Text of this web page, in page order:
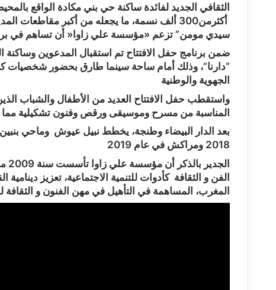
الثقافي الجديد لفائدة ساكنة حي بني مكادة الواقع
أكثرمن300 ألف نسمة، ما يجعله من أكبر
سيدي مومن” تزعم «مؤسسة علي زاوا« أن تساهم في
ضمن برنامج حفل الافتتاح تم استقبال المدعوين
”دارنا”، وذلك أمام ساحة سينما طارق بحضور شخصيات
الجهوية والوطنية
واستقطب حفل الافتتاح العديد من الأطفال والشباب
المناسبة من مسرح وموسيقى ورقص وفنون تشكيلية مما
بعد الدار البيضاء وطنجة، يخطط نبيل عيوش وماحي
2018 ومراكش في عام 2019
الفن و الثقافة كأدوات للتنمية الاجتماعية، تعزيز
المغرب، المساهمة في التأهيل في مهن الفنون و